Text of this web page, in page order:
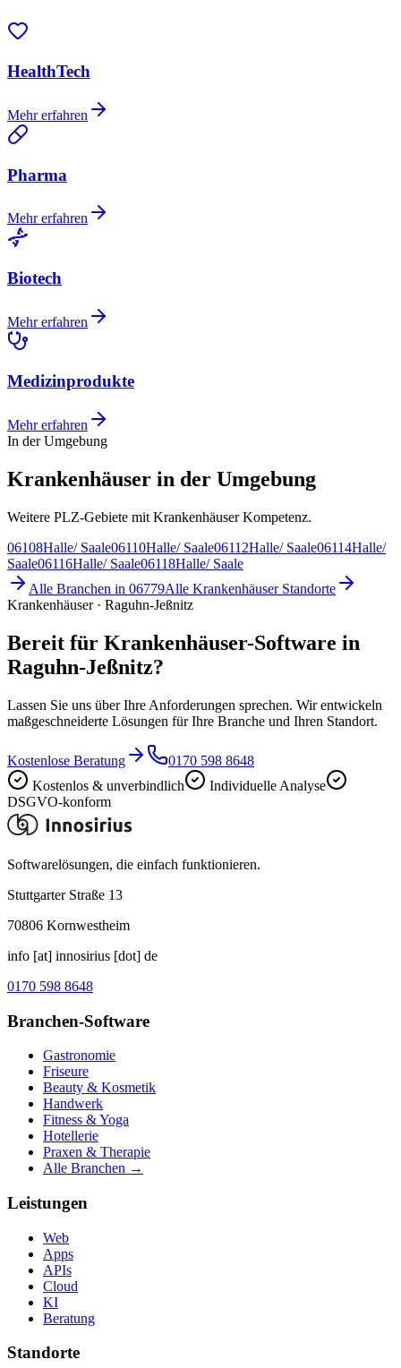
HealthTech
Mehr erfahren
Pharma
Mehr erfahren
Biotech
Mehr erfahren
Medizinprodukte
Mehr erfahren
In der Umgebung
Krankenhäuser in der Umgebung
Weitere PLZ-Gebiete mit Krankenhäuser Kompetenz.
06108Halle/ Saale06110Halle/ Saale06112Halle/ Saale06114Halle/
Saale06116Halle/ Saale06118Halle/ Saale
Alle Branchen in 06779Alle KrankenhäuserStandorte
Krankenhäuser · Raguhn-Jeßnitz
Bereit für Krankenhäuser-Software in
Raguhn-Jeßnitz?
Lassen Sie uns über Ihre Anforderungen sprechen. Wir entwickeln
maßgeschneiderte Lösungen für Ihre Branche und Ihren Standort.
Kostenlose Beratung
0170 598 8648
Kostenlos & unverbindlich
Individuelle Analyse
DSGVO-konform
Softwarelösungen, die einfach funktionieren.
Stuttgarter Straße 13
70806 Kornwestheim
info [at] innosirius [dot] de
0170 598 8648
Branchen-Software
Gastronomie
Friseure
Beauty & Kosmetik
Handwerk
Fitness & Yoga
Hotellerie
Praxen & Therapie
Alle Branchen →
Leistungen
Web
Apps
APIs
Cloud
KI
Beratung
Standorte